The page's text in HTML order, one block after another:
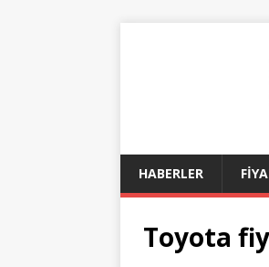
HABERLER
Toyota